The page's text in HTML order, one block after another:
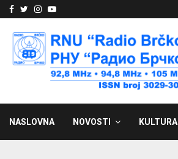
Facebook
Twitter
Instagram
Youtube
NASLOVNA NOVOSTI KULTURA